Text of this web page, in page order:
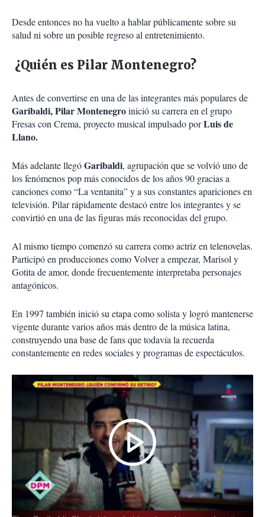
Desde entonces no ha vuelto a hablar públicamente sobre su
salud ni sobre un posible regreso al entretenimiento.
¿Quién es Pilar Montenegro?
Antes de convertirse en una de las integrantes más populares de
Garibaldi, Pilar Montenegroinició su carrera en el grupo
Fresas con Crema, proyecto musical impulsado porLuis de
Llano.
Más adelante llegóGaribaldi, agrupación que se volvió uno de
los fenómenos pop más conocidos de los años 90 gracias a
canciones como “La ventanita” y a sus constantes apariciones en
televisión. Pilar rápidamente destacó entre los integrantes y se
convirtió en una de las figuras más reconocidas del grupo.
Al mismo tiempo comenzó su carrera como actriz en telenovelas.
Participó en producciones como Volver a empezar, Marisol y
Gotita de amor, donde frecuentemente interpretaba personajes
antagónicos.
En 1997 también inició su etapa como solista y logró mantenerse
vigente durante varios años más dentro de la música latina,
construyendo una base de fans que todavía la recuerda
constantemente en redes sociales y programas de espectáculos.